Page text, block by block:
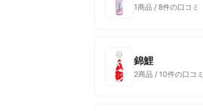
1商品 / 8件の口コミ
錦鯉
2商品 / 10件の口コミ